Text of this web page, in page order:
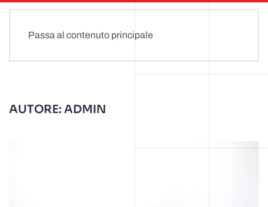
Passa al contenuto principale
AUTORE: ADMIN